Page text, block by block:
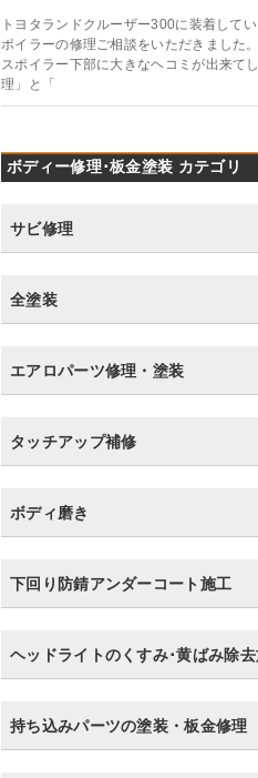
トヨタランドクルーザー300に装着して
ポイラーの修理ご相談をいただきました
スポイラー下部に大きなヘコミが出来て
理」と「
ボディー修理･板金塗装 カテゴリ
サビ修理
全塗装
エアロパーツ修理・塗装
タッチアップ補修
ボディ磨き
下回り防錆アンダーコート施工
ヘッドライトのくすみ･黄ばみ除
持ち込みパーツの塗装・板金修理